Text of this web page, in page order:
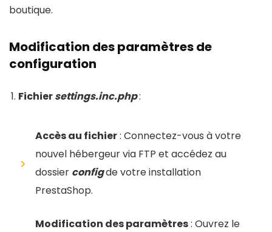
boutique.
Modification des paramètres de
configuration
Fichiersettings.inc.php:
Accès au fichier: Connectez-vous à votre
nouvel hébergeur via FTP et accédez au
dossier configde votre installation
PrestaShop.
Modification des paramètres: Ouvrez le